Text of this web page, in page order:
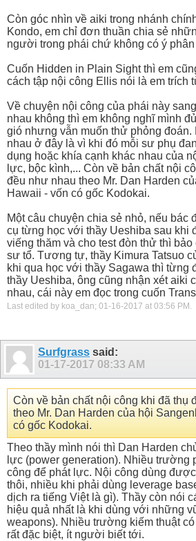
Còn góc nhìn về aiki trong nhánh
Kondo, em chỉ đơn thuần chia sẻ
người trong phái chứ không có ý
Cuốn Hidden in Plain Sight thì em
cách tập nội công Ellis nói là em trích
Về chuyện nội công của phái này
nhau không thì em không nghĩ mình
gió nhưng vẫn muốn thử phỏng đoán.
nhau ở đây là vì khi đó mỗi sư phụ
dụng hoặc khía cạnh khác nhau của
lực, bộc kình,... Còn về bản chất nội
đều như nhau theo Mr. Dan Harden
Hawaii - vốn có gốc Kodokai.
Một câu chuyện chia sẻ nhỏ, nếu bác
cụ từng học với thầy Ueshiba sau khi
viếng thăm và cho test đòn thử thì
sư tổ. Tương tự, thầy Kimura Tatsuo
khi qua học với thầy Sagawa thì từng
thầy Ueshiba, ông cũng nhận xét aiki
nhau, cái này em đọc trong cuốn
Last edited by koa_dan; 01-16-2017 at 03:56 PM .
Surfgrass said:
01-17-2017 08:33 AM
Còn về bản chất nội công khi đã thụ
theo Mr. Dan Harden của hội
có gốc Kodokai.
Theo thầy mình nói thì Dan Harden
lực (power generation). Nhiều trường
công để phát lực. Nội công dùng
thôi, nhiều khi phải dùng leverage
dịch ra tiếng Việt là gì). Thầy còn nói
hiệu quả nhất là khi dùng với những
weapons). Nhiều trường kiếm thuật
rất đặc biệt, ít người biết tới.